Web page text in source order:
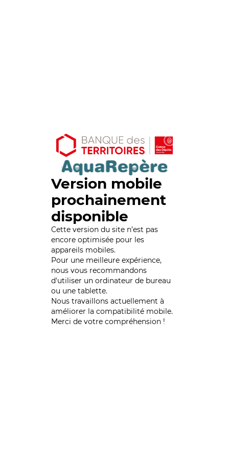
Version mobile
prochainement
disponible
Cette version du site n’est pas
encore optimisée pour les
appareils mobiles.
Pour une meilleure expérience,
nous vous recommandons
d'utiliser un ordinateur de bureau
ou une tablette.
Nous travaillons actuellement à
améliorer la compatibilité mobile.
Merci de votre compréhension !